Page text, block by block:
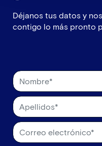
Déjanos tus datos y
contigo lo más pronto